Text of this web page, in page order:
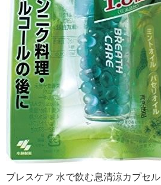
ブレスケア 水で飲む息清涼カプセル